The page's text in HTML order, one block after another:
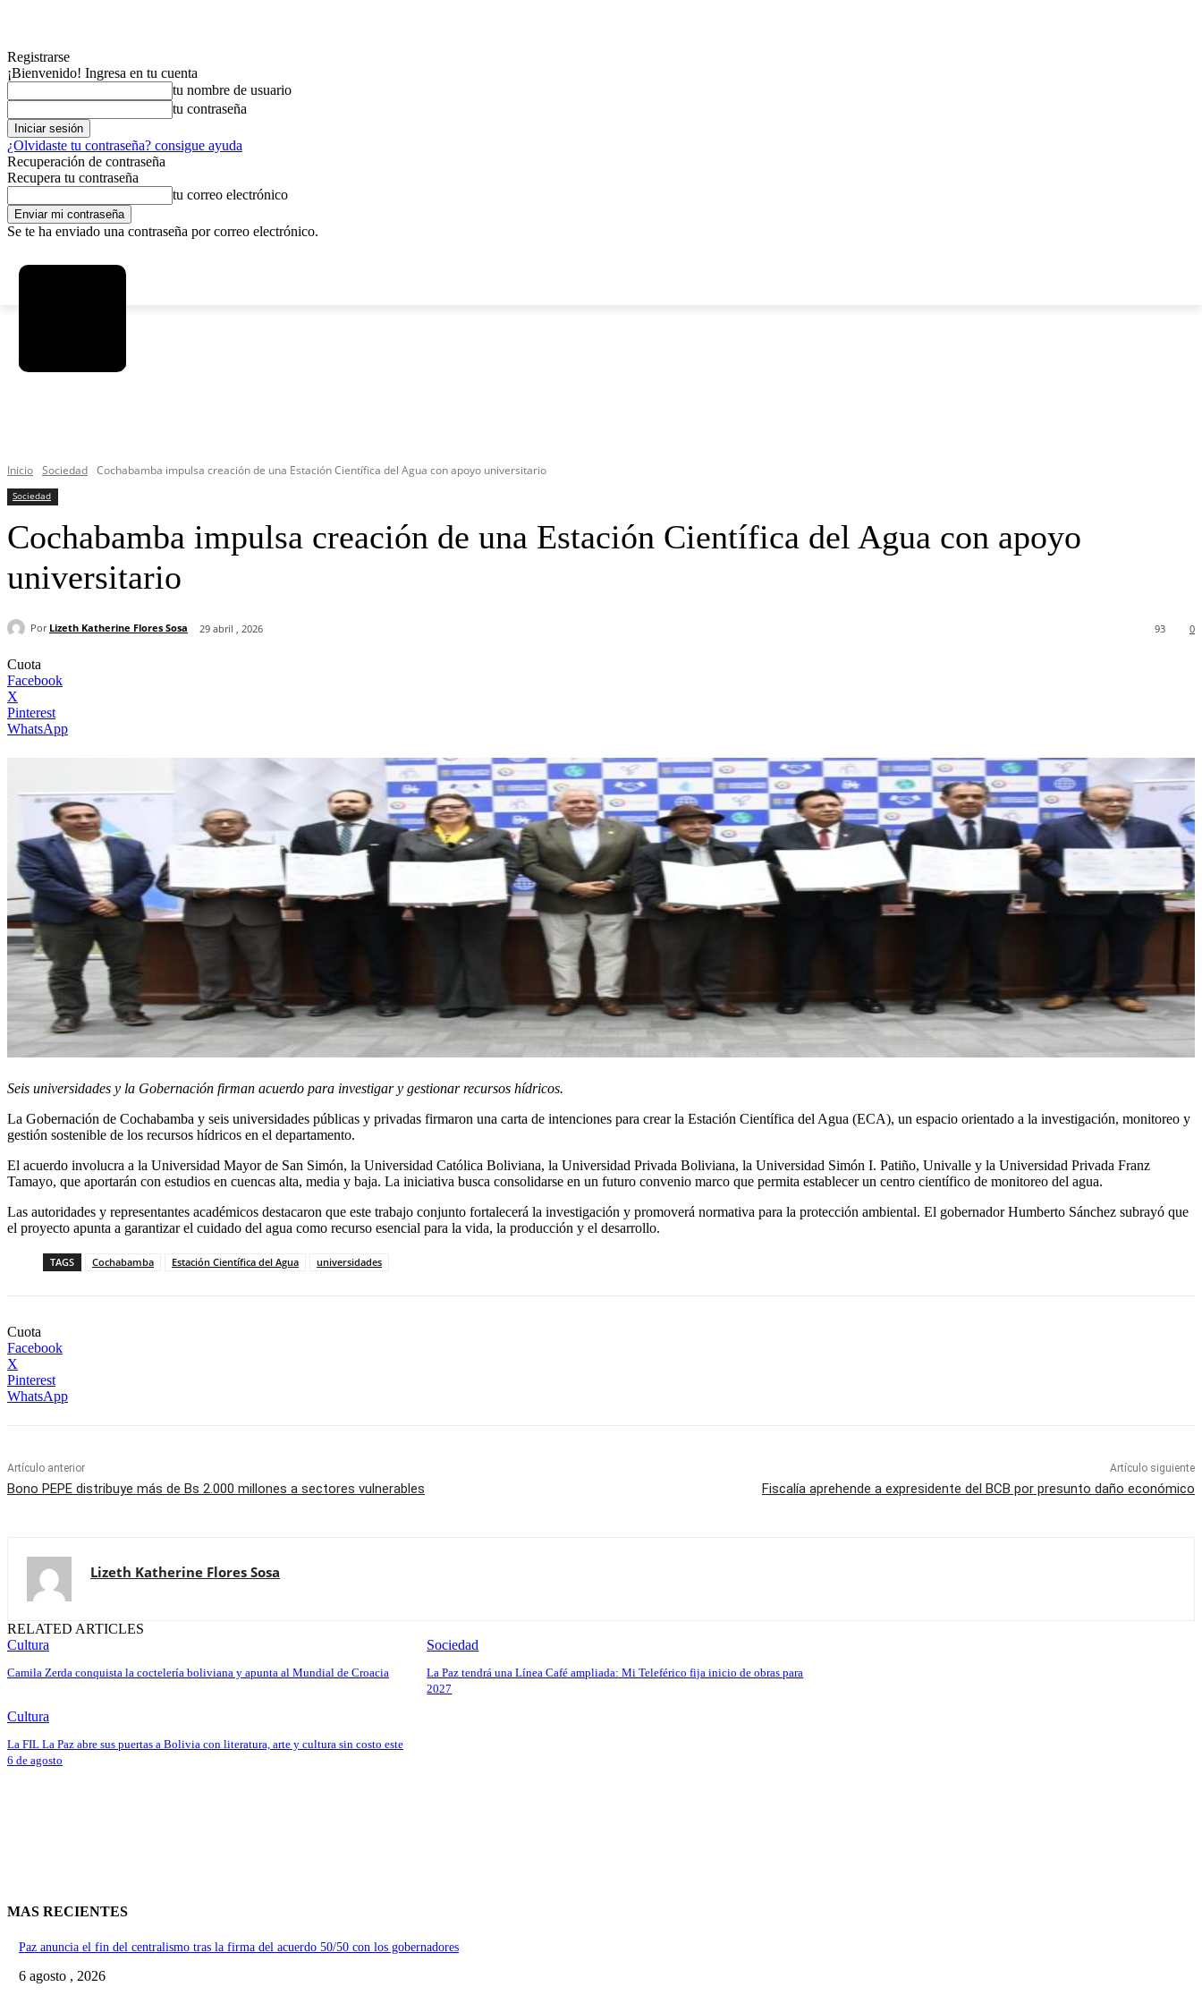
Registrarse
¡Bienvenido! Ingresa en tu cuenta
tu nombre de usuario
tu contraseña
¿Olvidaste tu contraseña? consigue ayuda
Recuperación de contraseña
Recupera tu contraseña
tu correo electrónico
Se te ha enviado una contraseña por correo electrónico.
Inicio Sociedad Cochabamba impulsa creación de una Estación Científica del Agua con apoyo universitario
Sociedad
Cochabamba impulsa creación de una Estación Científica del Agua con apoyo
universitario
Por Lizeth Katherine Flores Sosa 29 abril , 2026 0
93
Cuota
Facebook
X
Pinterest
WhatsApp
Seis universidades y la Gobernación firman acuerdo para investigar y gestionar recursos hídricos.
La Gobernación de Cochabamba y seis universidades públicas y privadas firmaron una carta de intenciones para crear la Estación Científica del Agua (ECA), un espacio orientado a la investigación, monitoreo y
gestión sostenible de los recursos hídricos en el departamento.
El acuerdo involucra a la Universidad Mayor de San Simón, la Universidad Católica Boliviana, la Universidad Privada Boliviana, la Universidad Simón I. Patiño, Univalle y la Universidad Privada Franz
Tamayo, que aportarán con estudios en cuencas alta, media y baja. La iniciativa busca consolidarse en un futuro convenio marco que permita establecer un centro científico de monitoreo del agua.
Las autoridades y representantes académicos destacaron que este trabajo conjunto fortalecerá la investigación y promoverá normativa para la protección ambiental. El gobernador Humberto Sánchez subrayó que
el proyecto apunta a garantizar el cuidado del agua como recurso esencial para la vida, la producción y el desarrollo.
TAGS Cochabamba Estación Científica del Agua universidades
Cuota
Facebook
X
Pinterest
WhatsApp
Artículo anterior
Bono PEPE distribuye más de Bs 2.000 millones a sectores vulnerables
Artículo siguiente
Fiscalía aprehende a expresidente del BCB por presunto daño económico
Lizeth Katherine Flores Sosa
RELATED ARTICLES
Cultura
Camila Zerda conquista la coctelería boliviana y apunta al Mundial de Croacia
Sociedad
La Paz tendrá una Línea Café ampliada: Mi Teleférico fija inicio de obras para
2027
Cultura
La FIL La Paz abre sus puertas a Bolivia con literatura, arte y cultura sin costo este
6 de agosto
MAS RECIENTES
Paz anuncia el fin del centralismo tras la firma del acuerdo 50/50 con los gobernadores
6 agosto , 2026